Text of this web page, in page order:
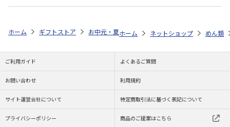
ホーム ギフトストア お中元・夏ギフト特集 2026 ゆうゆうギフト
ホーム ネットショップ めん類
ご利用ガイド よくあるご質問
お問い合わせ 利用規約
サイト運営会社について 特定商取引法に基づく表記について
プライバシーポリシー 商品のご提案はこちら